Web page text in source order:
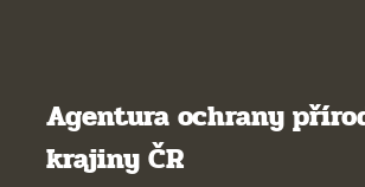
Agentura ochrany
krajiny ČR